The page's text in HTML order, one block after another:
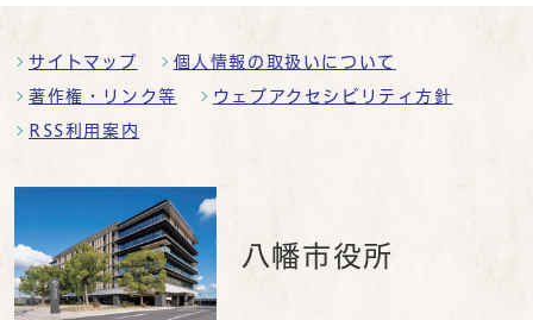
サイトマップ 個人情報の取扱いについて
著作権・リンク等 ウェブアクセシビリティ方針
RSS利用案内
八幡市役所